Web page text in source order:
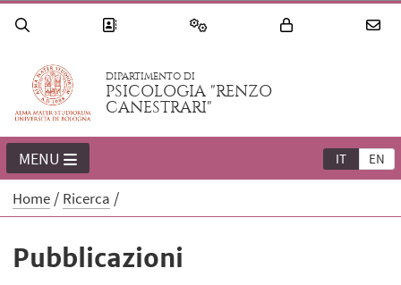
DIPARTIMENTO DI
PSICOLOGIA "RENZO
CANESTRARI"
IT EN
MENU
Home Ricerca
Pubblicazioni